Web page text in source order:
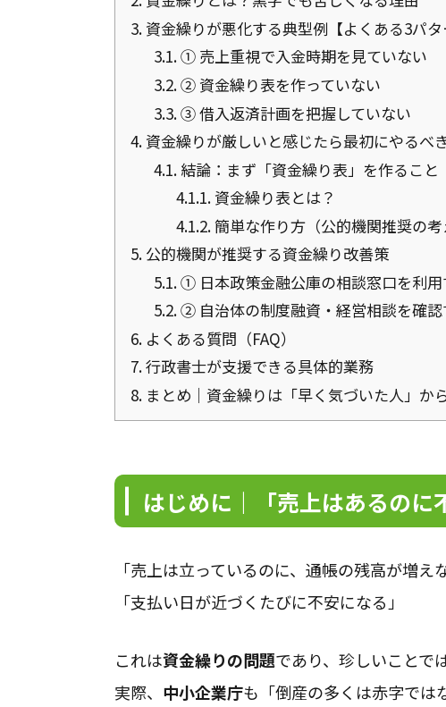
3. 資金繰りが悪化する典型例【よくある3パタ
3.1.① 売上重視で入金時期を見ていない
3.2.② 資金繰り表を作っていない
3.3.③ 借入返済計画を把握していない
4. 資金繰りが厳しいと感じたら最初にやるべ
4.1.結論：まず「資金繰り表」を作ること
4.1.1. 資金繰り表とは？
4.1.2.簡単な作り方（公的機関推奨の考
5. 公的機関が推奨する資金繰り改善策
5.1.① 日本政策金融公庫の相談窓口を利用
5.2.② 自治体の制度融資・経営相談を確認
6. よくある質問（FAQ）
7.行政書士が支援できる具体的業務
8. まとめ｜資金繰りは「早く気づいた人」か
はじめに｜「売上はあるの
「売上は立っているのに、通帳の残高が増え
「支払い日が近づくたびに不安になる」
これは資金繰りの問題であり、珍しいことで
実際、 中小企業庁も「倒産の多くは赤字では